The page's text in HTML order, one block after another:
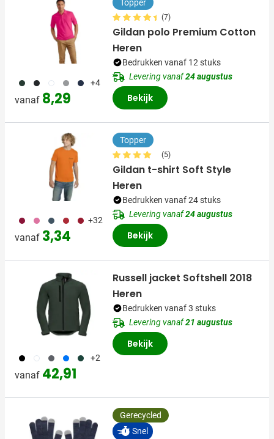
374 001 002 038 536 +4
vanaf 8,29
Topper
(7)
Gildan polo Premium Cotton
Heren
Bedrukken vanaf 12 stuks
Levering vanaf24 augustus
Bekijk
071 072 150 097 372 +32
vanaf 3,34
Topper
(5)
Gildan t-shirt Soft Style
Heren
Bedrukken vanaf 24 stuks
Levering vanaf24 augustus
Bekijk
001 002 552 123 524 +2
vanaf 42,91
Russell jacket Softshell 2018
Heren
Bedrukken vanaf 3 stuks
Levering vanaf21 augustus
Bekijk
Gerecycled
Snel